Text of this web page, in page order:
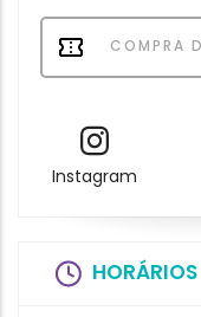
COMPRA
Instagram
HORÁRIOS